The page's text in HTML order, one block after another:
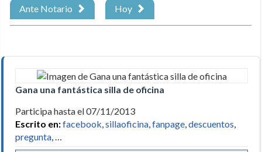
Ante Notario Hoy
Gana una fantástica silla de oficina
Participa hasta el 07/11/2013
Escrito en:facebook,sillaoficina,fanpage,descuentos,
pregunta, …